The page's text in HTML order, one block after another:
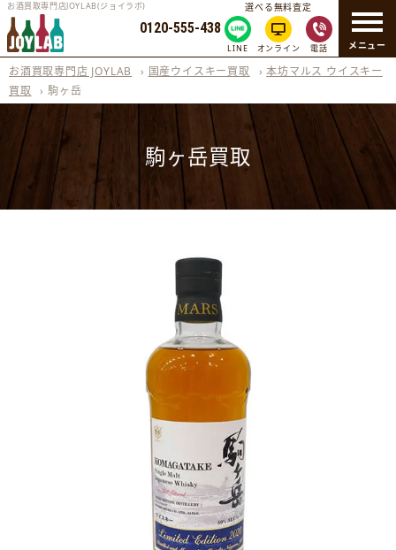
メニュー
お酒買取専門店JOYLAB(ジョイラボ)
0120-555-438
選べる無料査定
LINE オンライン 電話
お酒買取専門店 JOYLAB › 国産ウイスキー買取 ›本坊マルス ウイスキー
買取
›駒ヶ岳
駒ヶ岳買取